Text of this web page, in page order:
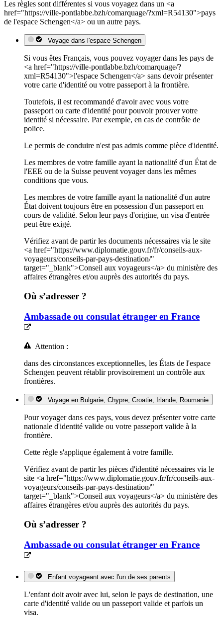
Les règles sont différentes si vous voyagez dans un <a
href="https://ville-pontlabbe.bzh/comarquage/?xml=R54130">pays
de l'espace Schengen</a> ou un autre pays.
Voyage dans l'espace Schengen
Si vous êtes Français, vous pouvez voyager dans les pays de
<a href="https://ville-pontlabbe.bzh/comarquage/?
xml=R54130">l'espace Schengen</a> sans devoir présenter
votre carte d'identité ou votre passeport à la frontière.
Toutefois, il est recommandé d'avoir avec vous votre
passeport ou carte d'identité pour pouvoir prouver votre
identité si nécessaire. Par exemple, en cas de contrôle de
police.
Le permis de conduire n'est pas admis comme pièce d'identité.
Les membres de votre famille ayant la nationalité d'un État de
l'EEE ou de la Suisse peuvent voyager dans les mêmes
conditions que vous.
Les membres de votre famille ayant la nationalité d'un autre
État doivent toujours être en possession d'un passeport en
cours de validité. Selon leur pays d'origine, un visa d'entrée
peut être exigé.
Vérifiez avant de partir les documents nécessaires via le site
<a href="https://www.diplomatie.gouv.fr/fr/conseils-aux-
voyageurs/conseils-par-pays-destination/"
target="_blank">Conseil aux voyageurs</a> du ministère des
affaires étrangères et/ou auprès des autorités du pays.
Où s’adresser ?
Ambassade ou consulat étranger en France
Attention :
dans des circonstances exceptionnelles, les États de l'espace
Schengen peuvent rétablir provisoirement un contrôle aux
frontières.
Voyage en Bulgarie, Chypre, Croatie, Irlande, Roumanie
Pour voyager dans ces pays, vous devez présenter votre carte
nationale d'identité valide ou votre passeport valide à la
frontière.
Cette règle s'applique également à votre famille.
Vérifiez avant de partir les pièces d'identité nécessaires via le
site <a href="https://www.diplomatie.gouv.fr/fr/conseils-aux-
voyageurs/conseils-par-pays-destination/"
target="_blank">Conseil aux voyageurs</a> du ministère des
affaires étrangères et/ou auprès des autorités du pays.
Où s’adresser ?
Ambassade ou consulat étranger en France
Enfant voyageant avec l'un de ses parents
L'enfant doit avoir avec lui, selon le pays de destination, une
carte d'identité valide ou un passeport valide et parfois un
visa.